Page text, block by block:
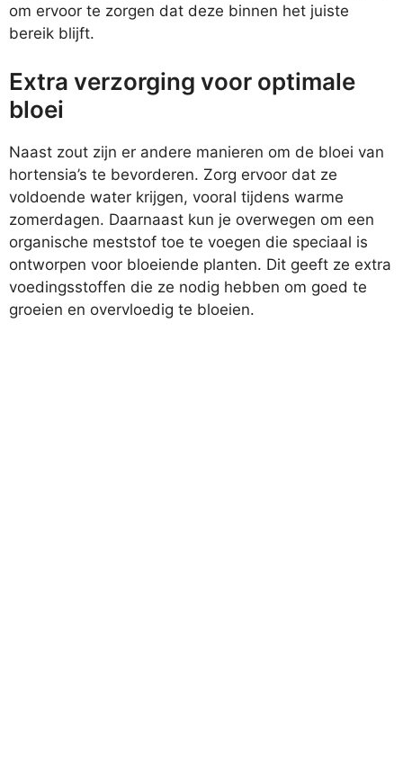
om ervoor te zorgen dat deze binnen het juiste
bereik blijft.
Extra verzorging voor optimale
bloei
Naast zout zijn er andere manieren om de bloei van
hortensia’s te bevorderen. Zorg ervoor dat ze
voldoende water krijgen, vooral tijdens warme
zomerdagen. Daarnaast kun je overwegen om een
organische meststof toe te voegen die speciaal is
ontworpen voor bloeiende planten. Dit geeft ze extra
voedingsstoffen die ze nodig hebben om goed te
groeien en overvloedig te bloeien.